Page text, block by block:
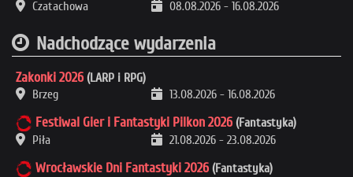
Czatachowa
08.08.2026 - 16.08.2026
Nadchodzące wydarzenia
Zakonki 2026 (LARP i RPG)
Brzeg
13.08.2026 - 16.08.2026
Festiwal Gier i Fantastyki Pilkon 2026 (Fantastyka)
Piła
21.08.2026 - 23.08.2026
Wrocławskie Dni Fantastyki 2026 (Fantastyka)